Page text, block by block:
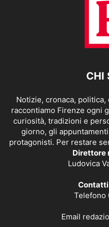
CHI
Notizie, cronaca,
raccontiamo Firenze ogni
curiosità, tradizioni e
giorno, gli
protagonisti. Per restare
Direttore
Ludovica
Telefono
Email